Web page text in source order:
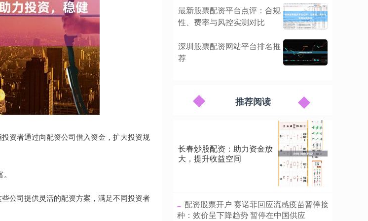
资者通过向配资公司借入资金，扩大投资规
公司提供灵活的配资方案，满足不同投资者
最新股票配资平台点评：合规
性、费率与风控实测对比
深圳股票配资网站平台排名推
荐
推荐阅读
长春炒股配资：助力资金放
大，提升收益空间
​配资股票开户 赛诺菲回应流感疫苗暂停接
种：效价呈下降趋势 暂停在中国供应